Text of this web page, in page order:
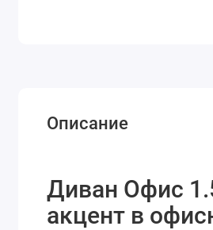
Описание
Диван Офис
акцент в